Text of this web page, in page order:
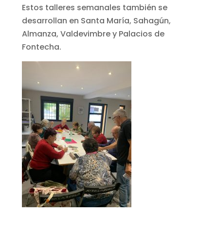
Estos talleres semanales también se
desarrollan en Santa María, Sahagún,
Almanza, Valdevimbre y Palacios de
Fontecha.